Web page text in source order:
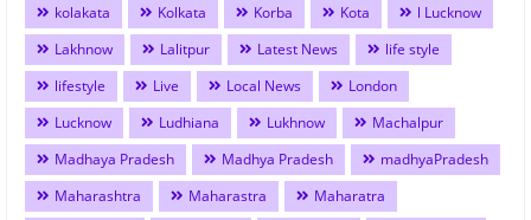
kolakata
Kolkata Korba Kota
l Lucknow
Lakhnow
Lalitpur Latest News
life style
lifestyle
Live Local News
London
Lucknow
Ludhiana Lukhnow
Machalpur
Madhaya Pradesh
Madhya Pradesh
madhyaPradesh
Maharashtra
Maharastra
Maharatra